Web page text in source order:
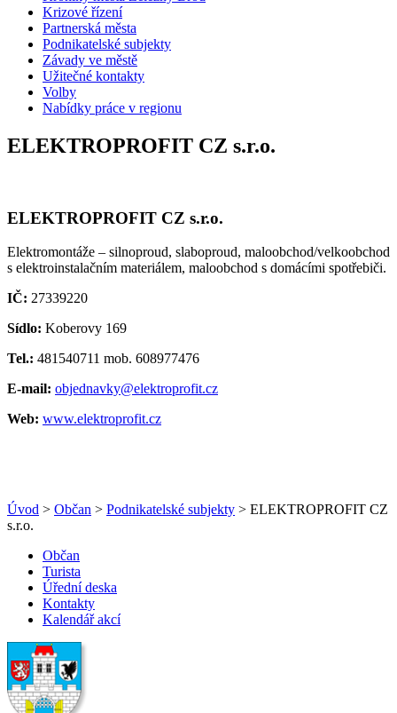
Krizové řízení
Partnerská města
Podnikatelské subjekty
Závady ve městě
Užitečné kontakty
Volby
Nabídky práce v regionu
ELEKTROPROFIT CZ s.r.o.
ELEKTROPROFIT CZ s.r.o.
Elektromontáže – silnoproud, slaboproud, maloobchod/velkoobchod
s elektroinstalačním materiálem, maloobchod s domácími spotřebiči.
IČ: 27339220
Sídlo: Koberovy 169
Tel.: 481540711 mob. 608977476
E-mail: objednavky@elektroprofit.cz
Web: www.elektroprofit.cz
Úvod > Občan > Podnikatelské subjekty > ELEKTROPROFIT CZ
s.r.o.
Občan
Turista
Úřední deska
Kontakty
Kalendář akcí